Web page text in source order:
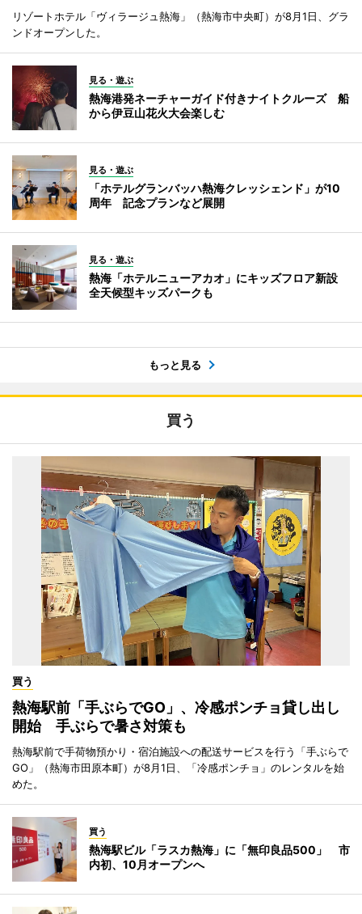
リゾートホテル「ヴィラージュ熱海」（熱海市中央町）が8月1日、グラ
ンドオープンした。
見る・遊ぶ
熱海港発ネーチャーガイド付きナイトクルーズ 船
から伊豆山花火大会楽しむ
見る・遊ぶ
「ホテルグランバッハ熱海クレッシェンド」が10
周年 記念プランなど展開
見る・遊ぶ
熱海「ホテルニューアカオ」にキッズフロア新設
全天候型キッズパークも
もっと見る
買う
買う
熱海駅前「手ぶらでGO」、冷感ポンチョ貸し出し
開始 手ぶらで暑さ対策も
熱海駅前で手荷物預かり・宿泊施設への配送サービスを行う「手ぶらで
GO」（熱海市田原本町）が8月1日、「冷感ポンチョ」のレンタルを始
めた。
買う
熱海駅ビル「ラスカ熱海」に「無印良品500」 市
内初、10月オープンへ